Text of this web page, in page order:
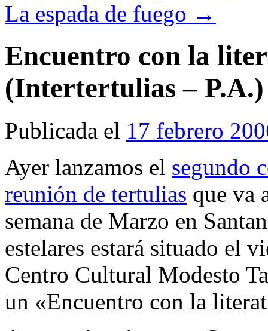
La espada de fuego →
Encuentro con la
(Intertertulias – P.A.)
Publicada el 17 febrero
Ayer lanzamos el segundo
reunión de tertulias que va
semana de Marzo en
estelares estará situado el
Centro Cultural Modesto
un «Encuentro con la